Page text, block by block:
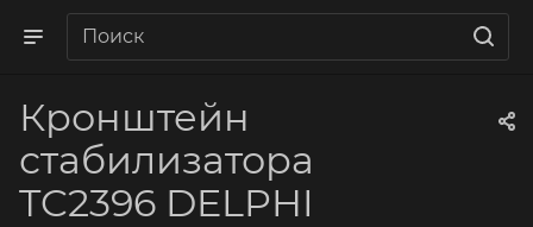
Кронштейн
стабилизатора
TC2396 DELPHI